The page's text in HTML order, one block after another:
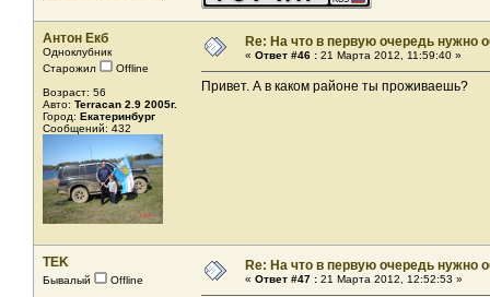
Антон Екб
Одноклубник
Старожил
Offline
Возраст: 56
Авто: Terracan 2.9 2005г.
Город: Екатеринбург
Сообщений: 432
Re: На что в первую очередь нужно
« Ответ #46 : 21 Марта 2012, 11:59:40 »
Привет. А в каком районе ты проживаешь?
TEK
Бывалый
Offline
Re: На что в первую очередь нужно
« Ответ #47 : 21 Марта 2012, 12:52:53 »